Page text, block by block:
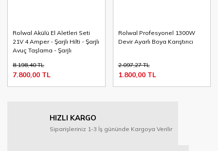
Rolwal Akülü El Aletleri Seti
21V 4 Amper - Şarjlı Hilti - Şarjlı
Avuç Taşlama - Şarjlı
8.198,40 TL
7.800,00 TL
Rolwal Profesyonel 1300W
Devir Ayarlı Boya Karıştırıcı
2.097,27 TL
1.800,00 TL
HIZLI KARGO
Siparişleriniz 1-3 İş gününde Kargoya Verilir